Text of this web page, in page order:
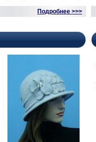
Подробнее >>>